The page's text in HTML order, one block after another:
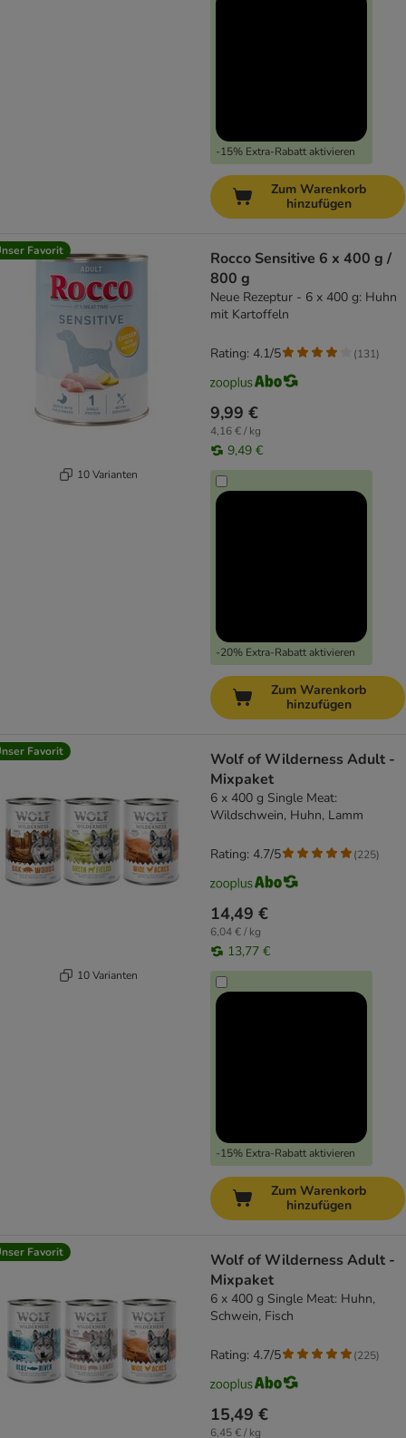
-15% Extra-Rabatt aktivieren
Zum Warenkorb
hinzufügen
Favorit
10 Varianten
Rocco Sensitive 6 x 400 g /
800 g
Neue Rezeptur - 6 x 400 g: Huhn
mit Kartoffeln
9,99 €
4,16 € / kg
9,49 €
-20% Extra-Rabatt aktivieren
Rating: 4.1/5 (131)
Zum Warenkorb
hinzufügen
Favorit
10 Varianten
Wolf of Wilderness Adult -
Mixpaket
6 x 400 g Single Meat:
Wildschwein, Huhn, Lamm
14,49 €
6,04 € / kg
13,77 €
-15% Extra-Rabatt aktivieren
Rating: 4.7/5 (225)
Zum Warenkorb
hinzufügen
Favorit
Wolf of Wilderness Adult -
Mixpaket
6 x 400 g Single Meat: Huhn,
Schwein, Fisch
15,49 €
6,45 € / kg
Rating: 4.7/5 (225)